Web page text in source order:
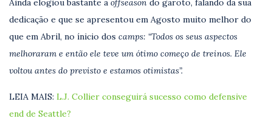
dedicação e que se apresentou em Agosto muito melhor do
que em Abril, no ínicio dos camps: “Todos os seus aspectos
melhoraram e então ele teve um ótimo começo de treinos. Ele
voltou antes do previsto e estamos otimistas”.
LEIA MAIS: L.J. Collier conseguirá sucesso como defensive
end de Seattle?